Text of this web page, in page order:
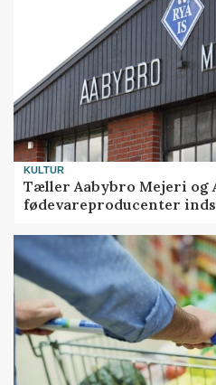
KULTUR
Tæller Aabybro Mejeri og
fødevareproducenter